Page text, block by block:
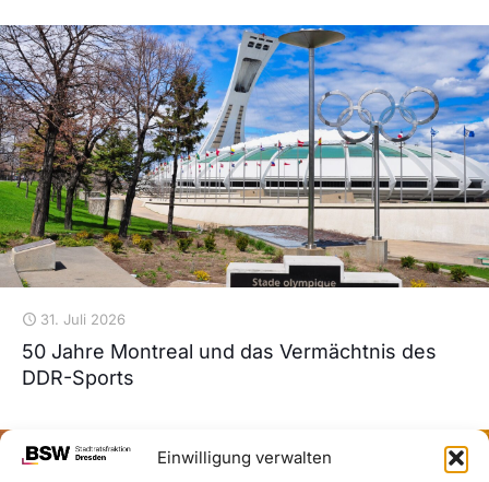
Einwilligung verwalten
31. Juli 2026
50 Jahre Montreal und das Vermächtnis des
DDR-Sports